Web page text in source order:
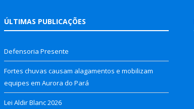
ÚLTIMAS PUBLICAÇÕES
Defensoria Presente
Fortes chuvas causam alagamentos e mobilizam
equipes em Aurora do Pará
Lei Aldir Blanc 2026